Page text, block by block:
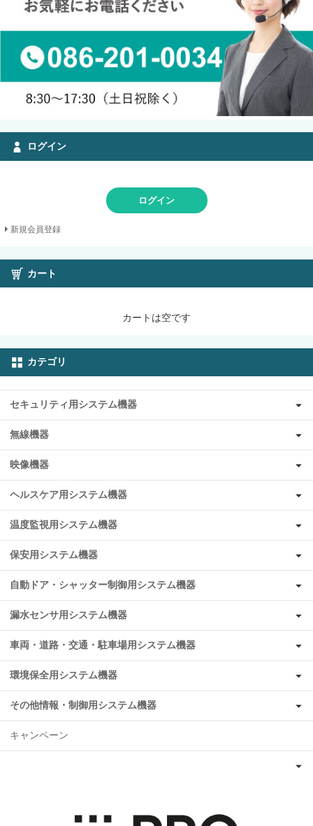
ログイン
ログイン
新規会員登録
カート
カートは空です
カテゴリ
セキュリティ用システム機器
無線機器
映像機器
ヘルスケア用システム機器
温度監視用システム機器
保安用システム機器
自動ドア・シャッター制御用システム機器
漏水センサ用システム機器
車両・道路・交通・駐車場用システム機器
環境保全用システム機器
その他情報・制御用システム機器
キャンペーン